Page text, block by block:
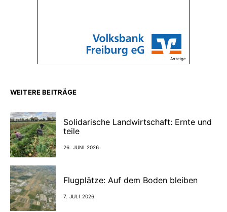
Anzeige
WEITERE BEITRÄGE
Solidarische Landwirtschaft: Ernte und
teile
26. JUNI 2026
Flugplätze: Auf dem Boden bleiben
7. JULI 2026